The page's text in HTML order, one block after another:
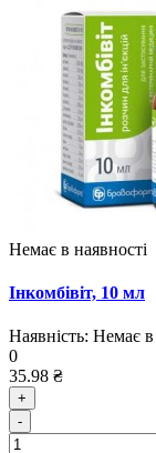
Немає в наявності
Інкомбівіт, 10 мл
Наявність: Немає в
0
35.98 ₴
+
-